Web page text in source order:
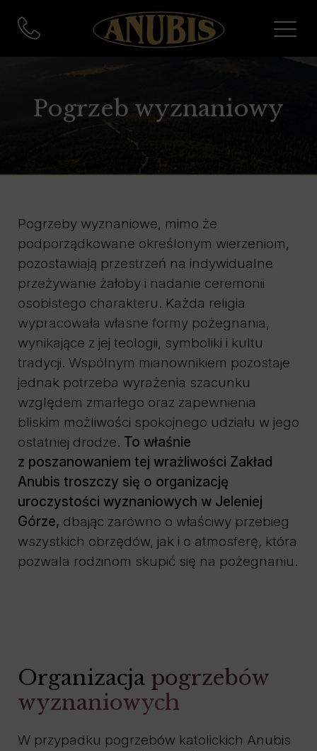
Pogrzeb wyznaniowy
Pogrzeby wyznaniowe, mimo że
podporządkowane określonym wierzeniom,
pozostawiają przestrzeń na indywidualne
przeżywanie żałoby i nadanie ceremonii
osobistego charakteru. Każda religia
wypracowała własne formy pożegnania,
wynikające z jej teologii, symboliki i kultu
tradycji. Wspólnym mianownikiem pozostaje
jednak potrzeba wyrażenia szacunku
względem zmarłego oraz zapewnienia
bliskim możliwości spokojnego udziału w jego
ostatniej drodze. To właśnie
z poszanowaniem tej wrażliwości Zakład
Anubis troszczy się o organizację
uroczystości wyznaniowych w Jeleniej
Górze, dbając zarówno o właściwy przebieg
wszystkich obrzędów, jak i o atmosferę, która
pozwala rodzinom skupić się na pożegnaniu.
Organizacja pogrzebów
wyznaniowych
W przypadku pogrzebów katolickich Anubis